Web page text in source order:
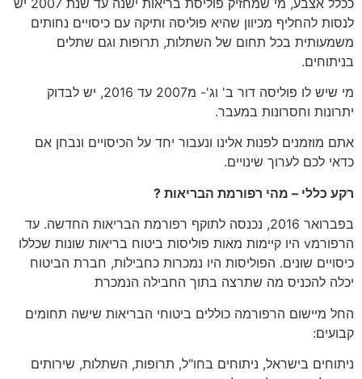
לנסות להחליף מכיוון שהיא פוליסה ותיקה עם כיסויים נחותים
משמעותית בכל תחום של השתלות, תרופות וגם שתלים
בניתוחים.
מי שיש לו פוליסה דור ב' וג'- מ2007 עד 2016, יש לבדוק
יתרונות וחסרונות במעבר.
אתם מוזמנים לפנות אלינו ונעבור יחד על הכיסויים ונבחן אם
כדאי לכם לערוך שינויים.
רקע כללי – מהי רפורמת הבריאות ?
בפברואר 2016, נכנסה לתוקף רפורמת הבריאות החדשה. עד
הרפורמv היו קיימות מאות פוליסות ביטוח בריאות שונות שכללו
כיסויים שונים. הפוליסות היו נמכרות כחבילות, חברת הביטוח
יכלה להכניס מה שתרצה בתוך החבילה הנמכרת
החל מיישום הרפורמה כוללים ביטוחי הבריאות שישה תחומים
קבועים:
ניתוחים בישראל, ניתוחים בחו"ל, תרופות, השתלות, שירותים